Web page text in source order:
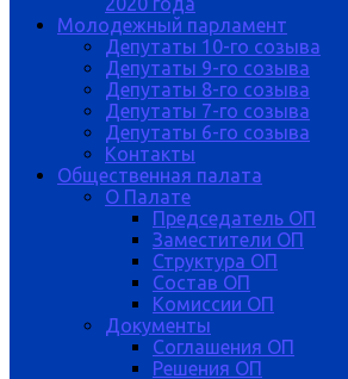
Молодежный парламент
Депутаты 10-го созыва
Депутаты 9-го созыва
Депутаты 8-го созыва
Депутаты 7-го созыва
Депутаты 6-го созыва
Контакты
Общественная палата
О Палате
Председатель ОП
Заместители ОП
Структура ОП
Состав ОП
Комиссии ОП
Документы
Соглашения ОП
Решения ОП